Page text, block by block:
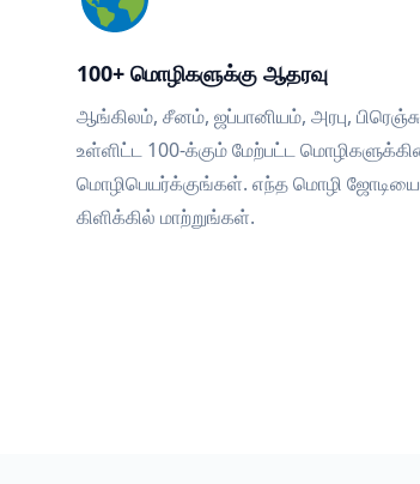
100+ மொழிகளுக்கு ஆதரவு
ஆங்கிலம், சீனம், ஜப்பானியம், அரபு,
உள்ளிட்ட 100-க்கும் மேற்பட்ட
மொழிபெயர்க்குங்கள். எந்த மொழி
கிளிக்கில் மாற்றுங்கள்.